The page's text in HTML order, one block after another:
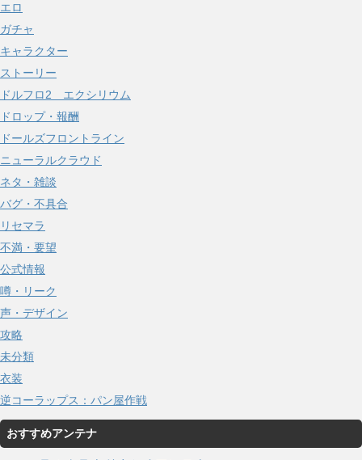
エロ
ガチャ
キャラクター
ストーリー
ドルフロ2 エクシリウム
ドロップ・報酬
ドールズフロントライン
ニューラルクラウド
ネタ・雑談
バグ・不具合
リセマラ
不満・要望
公式情報
噂・リーク
声・デザイン
攻略
未分類
衣装
逆コーラップス：パン屋作戦
おすすめアンテナ